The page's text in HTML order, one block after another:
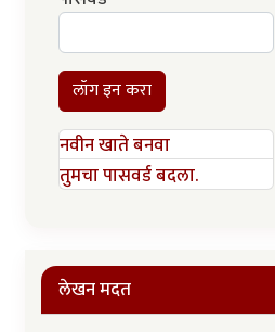
लॉग इन करा
नवीन खाते बनवा
तुमचा पासवर्ड बदला.
लेखन मदत